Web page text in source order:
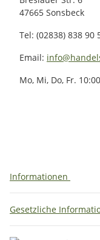
47665 Sonsbeck
Tel: (02838) 838 90
Email:
Mo, Mi, Do, Fr.
Informationen
Gesetzliche